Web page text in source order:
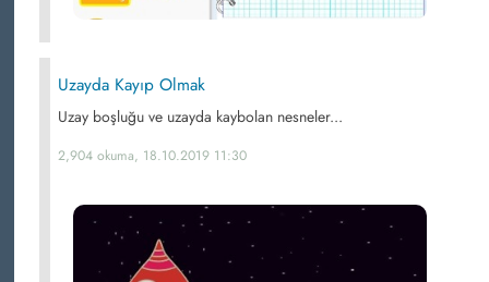
Uzayda Kayıp Olmak
Uzay boşluğu ve uzayda kaybolan nesneler...
2,904 okuma, 18.10.2019 11:30